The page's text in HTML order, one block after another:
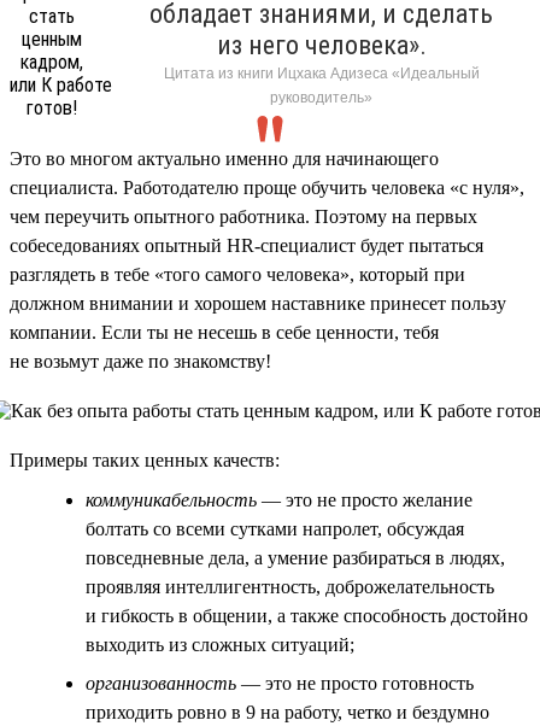
обладает знаниями, и сделать
из него человека».
Цитата из книги Ицхака Адизеса «Идеальный
руководитель»
Это во многом актуально именно для начинающего
специалиста. Работодателю проще обучить человека «с нуля»,
чем переучить опытного работника. Поэтому на первых
собеседованиях опытный HR-специалист будет пытаться
разглядеть в тебе «того самого человека», который при
должном внимании и хорошем наставнике принесет пользу
компании. Если ты не несешь в себе ценности, тебя
не возьмут даже по знакомству!
Примеры таких ценных качеств:
коммуникабельность — это не просто желание
болтать со всеми сутками напролет, обсуждая
повседневные дела, а умение разбираться в людях,
проявляя интеллигентность, доброжелательность
и гибкость в общении, а также способность достойно
выходить из сложных ситуаций;
организованность — это не просто готовность
приходить ровно в 9 на работу, четко и бездумно